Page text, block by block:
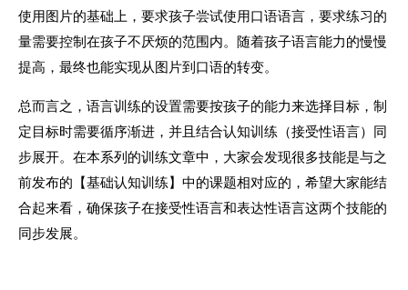
使用图片的基础上，要求孩子尝试使用口语语言，要求练习的
量需要控制在孩子不厌烦的范围内。随着孩子语言能力的慢慢
提高，最终也能实现从图片到口语的转变。
总而言之，语言训练的设置需要按孩子的能力来选择目标，制
定目标时需要循序渐进，并且结合认知训练（接受性语言）同
步展开。在本系列的训练文章中，大家会发现很多技能是与之
前发布的【基础认知训练】中的课题相对应的，希望大家能结
合起来看，确保孩子在接受性语言和表达性语言这两个技能的
同步发展。